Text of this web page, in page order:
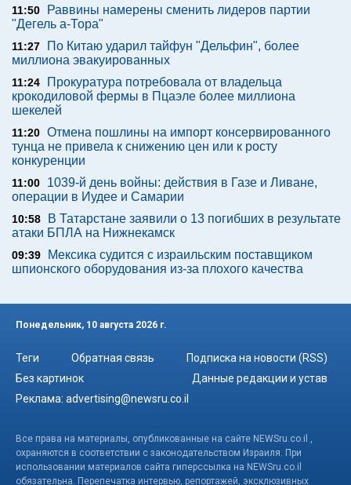
11:50
Раввины намерены сменить лидеров партии
"Дегель а-Тора"
11:27
По Китаю ударил тайфун "Дельфин", более
миллиона эвакуированных
11:24
Прокуратура потребовала от владельца
крокодиловой фермы в Пцаэле более миллиона
шекелей
11:20 Отмена пошлины на импорт консервированного
тунца не привела к снижению цен или к росту
конкуренции
11:00
1039-й день войны: действия в Газе и Ливане,
операции в Иудее и Самарии
10:58
В Татарстане заявили о 13 погибших в результате
атаки БПЛА на Нижнекамск
09:39
Мексика судится с израильским поставщиком
шпионского оборудования из-за плохого качества
Понедельник, 10 августа 2026 г.
Теги Обратная связь
Подписка на новости (RSS)
Без картинок
Данные редакции и устав
Реклама: advertising@newsru.co.il
Все права на материалы, опубликованные на сайте NEWSru.co.il ,
охраняются в соответствии с законодательством Израиля. При
использовании материалов сайта гиперссылка на NEWSru.co.il
обязательна. Перепечатка интервью, репортажей, эксклюзивных